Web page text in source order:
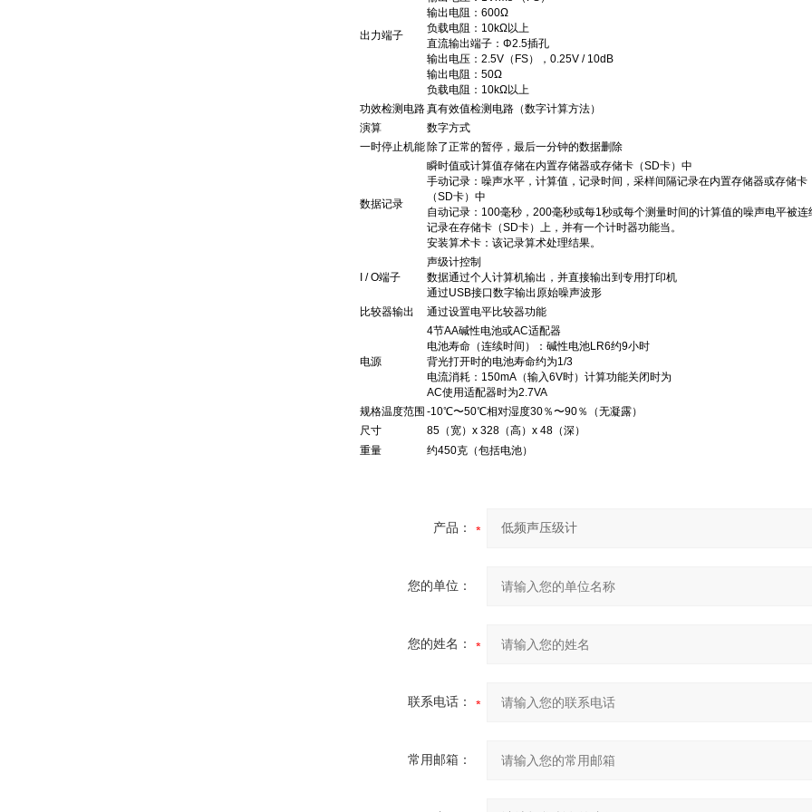
出力端子
输出电阻：600Ω
负载电阻：10kΩ以上
直流输出端子：Φ2.5插孔
输出电压：2.5V（FS），0.25V / 10dB
输出电阻：50Ω
负载电阻：10kΩ以上
功效检测电路真有效值检测电路（数字计算方法）
演算
数字方式
一时停止机能 除了正常的暂停，最后一分钟的数据删除
数据记录
瞬时值或计算值存储在内置存储器或存储卡（SD卡）中
手动记录：噪声水平，计算值，记录时间，采样间隔记录在内置存储器或存储卡
（SD卡）中
自动记录：100毫秒，200毫秒或每1秒或每个测量时间的计算值的噪声电平被连
记录在存储卡（SD卡）上，并有一个计时器功能当。
安装算术卡：该记录算术处理结果。
I / O端子
声级计控制
数据通过个人计算机输出，并直接输出到专用打印机
通过USB接口数字输出原始噪声波形
比较器输出
通过设置电平比较器功能
电源
4节AA碱性电池或AC适配器
电池寿命（连续时间）：碱性电池LR6约9小时
背光打开时的电池寿命约为1/3
电流消耗：150mA（输入6V时）计算功能关闭时为
AC使用适配器时为2.7VA
规格温度范围 -10℃〜50℃相对湿度30％〜90％（无凝露）
尺寸
85（宽）x 328（高）x 48（深）
重量
约450克（包括电池）
产品：
您的单位：
您的姓名：
联系电话：
常用邮箱：